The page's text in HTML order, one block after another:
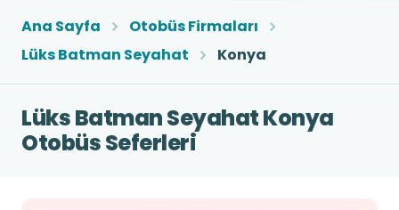
Ana Sayfa
Otobüs Firmaları
Lüks Batman Seyahat
Konya
Lüks Batman Seyahat Konya
Otobüs Seferleri